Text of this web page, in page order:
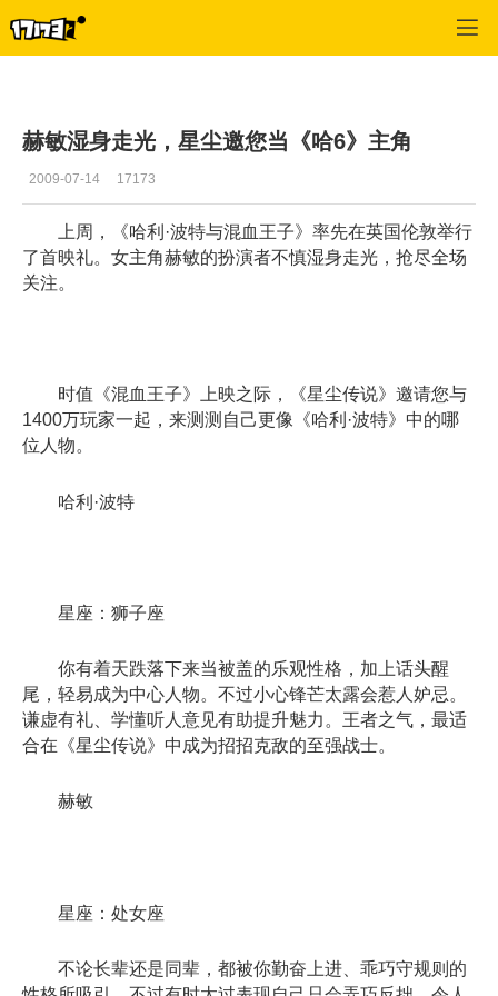
赫敏湿身走光，星尘邀您当《哈6》主角
2009-07-14 17173
上周，《哈利·波特与混血王子》率先在英国伦敦举行
了首映礼。女主角赫敏的扮演者不慎湿身走光，抢尽全场
关注。
时值《混血王子》上映之际，《星尘传说》邀请您与
1400万玩家一起，来测测自己更像《哈利·波特》中的哪
位人物。
哈利·波特
星座：狮子座
你有着天跌落下来当被盖的乐观性格，加上话头醒
尾，轻易成为中心人物。不过小心锋芒太露会惹人妒忌。
谦虚有礼、学懂听人意见有助提升魅力。王者之气，最适
合在《星尘传说》中成为招招克敌的至强战士。
赫敏
星座：处女座
不论长辈还是同辈，都被你勤奋上进、乖巧守规则的